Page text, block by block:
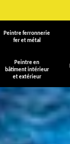
Peintre ferronnerie
fer et métal
Peintre en
bâtiment intérieur
et extérieur